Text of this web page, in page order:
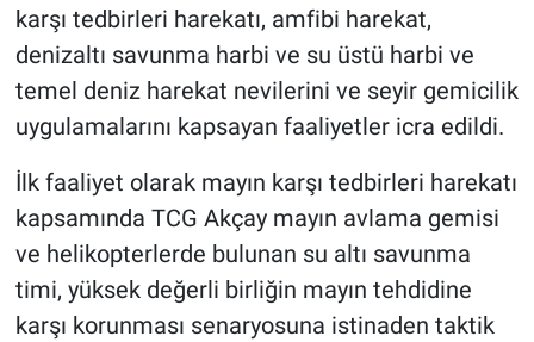
karşı tedbirleri harekatı, amfibi harekat,
denizaltı savunma harbi ve su üstü harbi ve
temel deniz harekat nevilerini ve seyir gemicilik
uygulamalarını kapsayan faaliyetler icra edildi.
İlk faaliyet olarak mayın karşı tedbirleri harekatı
kapsamında TCG Akçay mayın avlama gemisi
ve helikopterlerde bulunan su altı savunma
timi, yüksek değerli birliğin mayın tehdidine
karşı korunması senaryosuna istinaden taktik